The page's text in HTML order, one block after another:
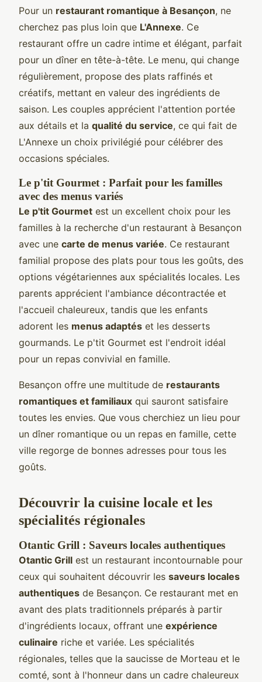
Pour un restaurant romantique à Besançon, ne
cherchez pas plus loin que L'Annexe. Ce
restaurant offre un cadre intime et élégant, parfait
pour un dîner en tête-à-tête. Le menu, qui change
régulièrement, propose des plats raffinés et
créatifs, mettant en valeur des ingrédients de
saison. Les couples apprécient l'attention portée
aux détails et la qualité du service, ce qui fait de
L'Annexe un choix privilégié pour célébrer des
occasions spéciales.
Le p'tit Gourmet : Parfait pour les familles
avec des menus variés
Le p'tit Gourmet est un excellent choix pour les
familles à la recherche d'un restaurant à Besançon
avec une carte de menus variée. Ce restaurant
familial propose des plats pour tous les goûts, des
options végétariennes aux spécialités locales. Les
parents apprécient l'ambiance décontractée et
l'accueil chaleureux, tandis que les enfants
adorent les menus adaptés et les desserts
gourmands. Le p'tit Gourmet est l'endroit idéal
pour un repas convivial en famille.
Besançon offre une multitude de restaurants
romantiques et familiaux qui sauront satisfaire
toutes les envies. Que vous cherchiez un lieu pour
un dîner romantique ou un repas en famille, cette
ville regorge de bonnes adresses pour tous les
goûts.
Découvrir la cuisine locale et les
spécialités régionales
Otantic Grill : Saveurs locales authentiques
Otantic Grill est un restaurant incontournable pour
ceux qui souhaitent découvrir les saveurs locales
authentiques de Besançon. Ce restaurant met en
avant des plats traditionnels préparés à partir
d'ingrédients locaux, offrant une expérience
culinaire riche et variée. Les spécialités
régionales, telles que la saucisse de Morteau et le
comté, sont à l'honneur dans un cadre chaleureux